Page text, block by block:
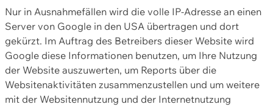
Nur in Ausnahmefällen wird die volle IP-Adresse an einen
Server von Google in den USA übertragen und dort
gekürzt. Im Auftrag des Betreibers dieser Website wird
Google diese Informationen benutzen, um Ihre Nutzung
der Website auszuwerten, um Reports über die
Websitenaktivitäten zusammenzustellen und um weitere
mit der Websitennutzung und der Internetnutzung